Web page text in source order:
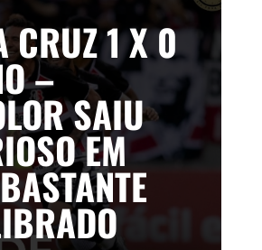
CRUZ 1 X 0
–
SAIU
EM